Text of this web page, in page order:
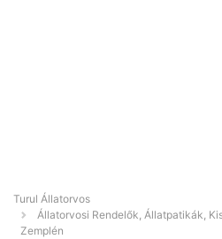
Turul Állatorvos
Állatorvosi Rendelők, Állatpatikák,
Zemplén